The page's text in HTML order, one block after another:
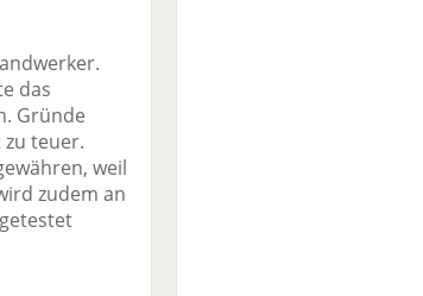
das
Gründe
zu teuer.
weil
zudem an